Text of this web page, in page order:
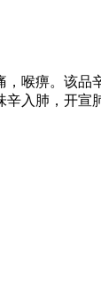
喉痹。该品
入肺，开宣